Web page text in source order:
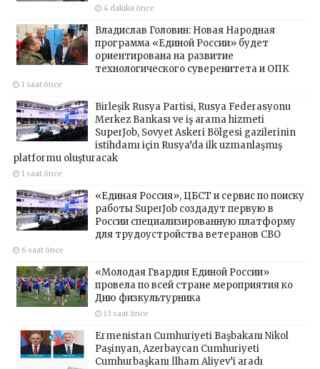
4 dakika önce
Владислав Головин: Новая Народная
программа «Единой России» будет
ориентирована на развитие
технологического суверенитета и ОПК
1 saat önce
Birleşik Rusya Partisi, Rusya Federasyonu
Merkez Bankası ve iş arama hizmeti
SuperJob, Sovyet Askeri Bölgesi gazilerinin
istihdamı için Rusya’da ilk uzmanlaşmış
platformu oluşturacak
1 saat önce
«Единая Россия», ЦБСТ и сервис по поиску
работы SuperJob создадут первую в
России специализированную платформу
для трудоустройства ветеранов СВО
6 saat önce
«Молодая Гвардия Единой России»
провела по всей стране мероприятия ко
Дню физкультурника
13 saat önce
Ermenistan Cumhuriyeti Başbakanı Nikol
Paşinyan, Azerbaycan Cumhuriyeti
Cumhurbaşkanı İlham Aliyev’i aradı